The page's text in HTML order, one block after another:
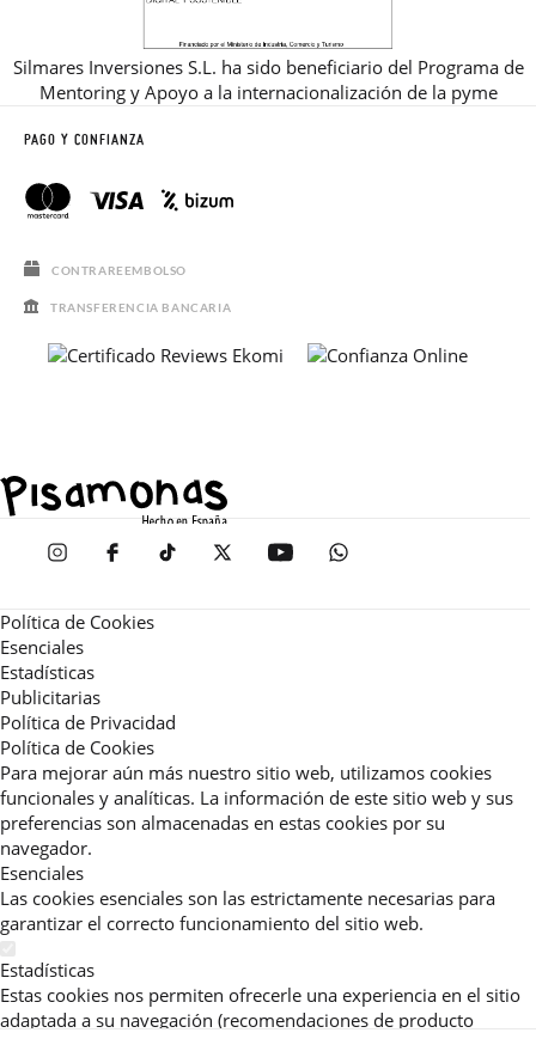
Silmares Inversiones S.L. ha sido beneficiario del Programa de
Mentoring y Apoyo a la internacionalización de la pyme
PAGO Y CONFIANZA
CONTRAREEMBOLSO
TRANSFERENCIA BANCARIA
Política de Cookies
Esenciales
Estadísticas
Publicitarias
Política de Privacidad
Política de Cookies
Para mejorar aún más nuestro sitio web, utilizamos cookies
funcionales y analíticas. La información de este sitio web y sus
preferencias son almacenadas en estas cookies por su
navegador.
Esenciales
Las cookies esenciales son las estrictamente necesarias para
garantizar el correcto funcionamiento del sitio web.
Estadísticas
Estas cookies nos permiten ofrecerle una experiencia en el sitio
adaptada a su navegación (recomendaciones de producto